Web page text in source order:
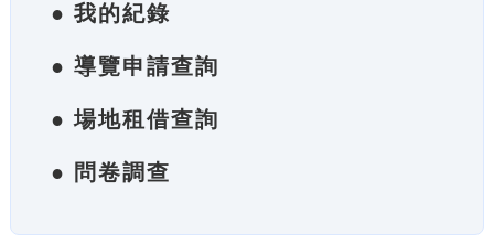
● 我的紀錄
● 導覽申請查詢
● 場地租借查詢
● 問卷調查